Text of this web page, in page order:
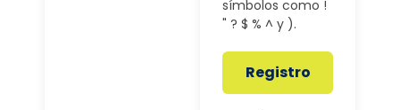
símbolos como !
" ? $ % ^ y ).
Registro